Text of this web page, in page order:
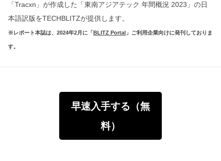
「Tracxn」が作成した「東南アジアテック 年間概況 2023」の日
本語訳版をTECHBLITZが提供します。
※レポート本誌は、2024年2月に「 BLITZ Portal 」ご利用企業向けに発刊しておりま
す。
早速入手する（無
料）